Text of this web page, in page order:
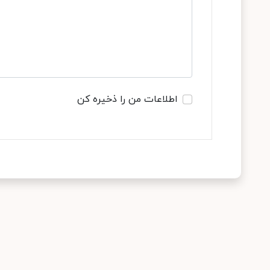
اطلاعات من را ذخیره کن